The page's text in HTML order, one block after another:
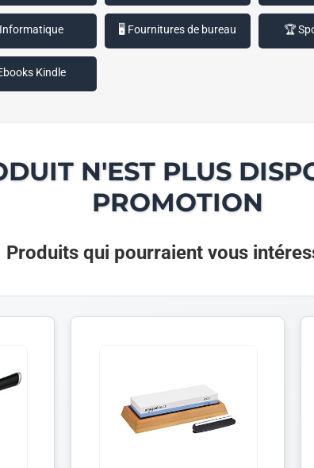
🖥️ Fournitures de bureau 🏆
Kindle
N'EST PLUS
PROMOTION
Produits qui pourraient vous